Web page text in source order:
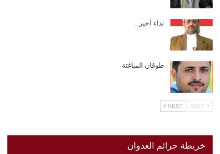
نداء أخير..
طوفان المباغتة
NEXT
خريطة جرائم العدوان